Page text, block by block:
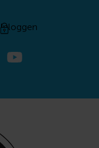
Inloggen